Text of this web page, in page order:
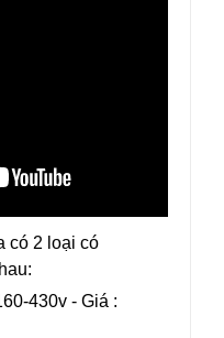
có 2 loại có
430v - Giá :